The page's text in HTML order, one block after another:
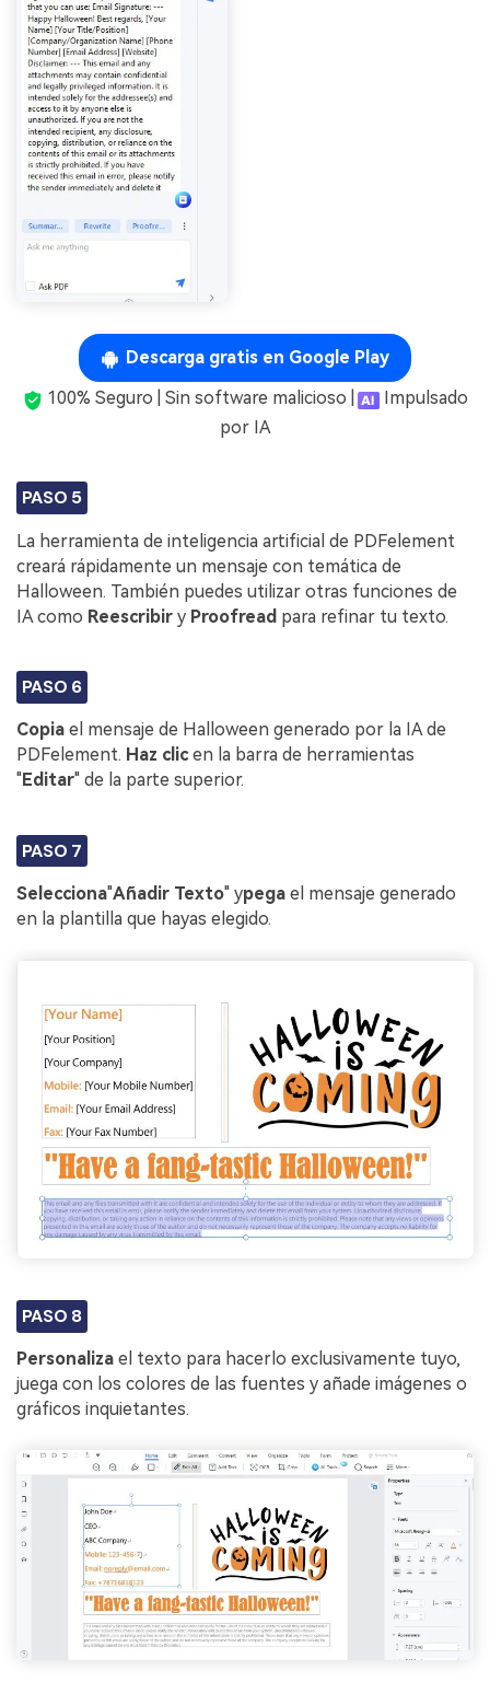
Descarga gratis en Google Play
100% Seguro | Sin software malicioso |
Impulsado
por IA
PASO 5
La herramienta de inteligencia artificial de PDFelement
creará rápidamente un mensaje con temática de
Halloween. También puedes utilizar otras funciones de
IA como Reescribir y Proofread para refinar tu texto.
PASO 6
Copia el mensaje de Halloween generado por la IA de
PDFelement. Haz clicen la barra de herramientas
"Editar" de la parte superior.
PASO 7
Selecciona"Añadir Texto" ypega el mensaje generado
en la plantilla que hayas elegido.
PASO 8
Personaliza el texto para hacerlo exclusivamente tuyo,
juega con los colores de las fuentes y añade imágenes o
gráficos inquietantes.